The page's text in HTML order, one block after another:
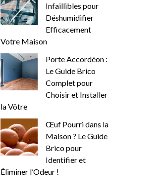
Infaillibles pour
Déshumidifier
Efficacement
Votre Maison
Porte Accordéon :
Le Guide Brico
Complet pour
Choisir et Installer
la Vôtre
Œuf Pourri dans la
Maison ? Le Guide
Brico pour
Identifier et
Éliminer l’Odeur !